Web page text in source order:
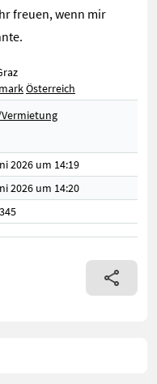
freuen, wenn mir
Österreich
2026 um 14:19
2026 um 14:20